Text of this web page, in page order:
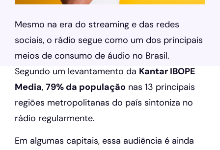
Mesmo na era do streaming e das redes
sociais, o rádio segue como um dos principais
meios de consumo de áudio no Brasil.
Segundo um levantamento da Kantar IBOPE
Media, 79% da população nas 13 principais
regiões metropolitanas do país sintoniza no
rádio regularmente.
Em algumas capitais, essa audiência é ainda